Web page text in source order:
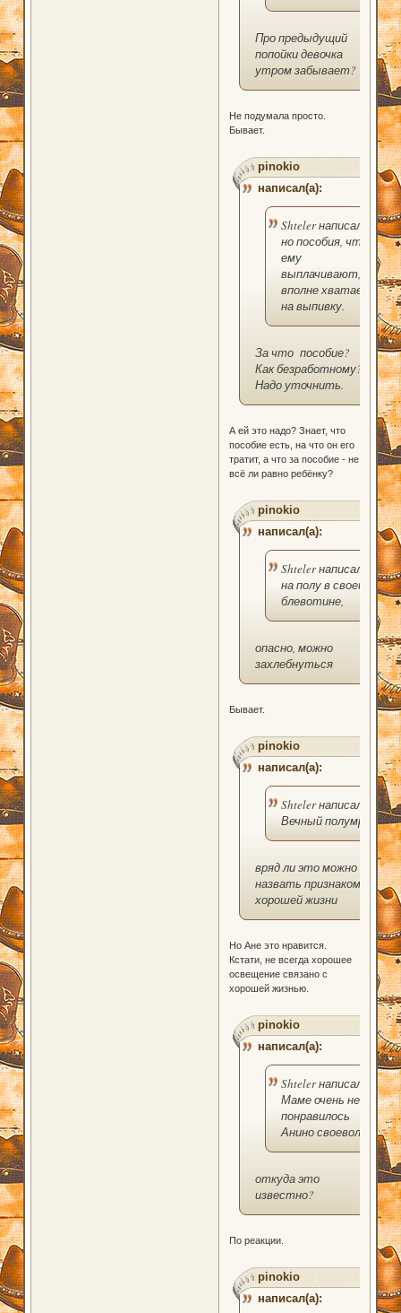
Про предыдущий
попойки девочка
утром забывает?
Не подумала просто.
Бывает.
pinokio
написал(а):
Shteler написал(а):
но пособия, что
ему
выплачивают,
вполне хватает
на выпивку.
За что пособие?
Как безработному?
Надо уточнить.
А ей это надо? Знает, что
пособие есть, на что он его
тратит, а что за пособие - не
всё ли равно ребёнку?
pinokio
написал(а):
Shteler написал(а):
на полу в своей
блевотине,
опасно, можно
захлебнуться
Бывает.
pinokio
написал(а):
Shteler написал(а):
Вечный полумрак
вряд ли это можно
назвать признаком
хорошей жизни
Но Ане это нравится.
Кстати, не всегда хорошее
освещение связано с
хорошей жизнью.
pinokio
написал(а):
Shteler написал(а):
Маме очень не
понравилось
Анино своеволие.
откуда это
известно?
По реакции.
pinokio
написал(а):